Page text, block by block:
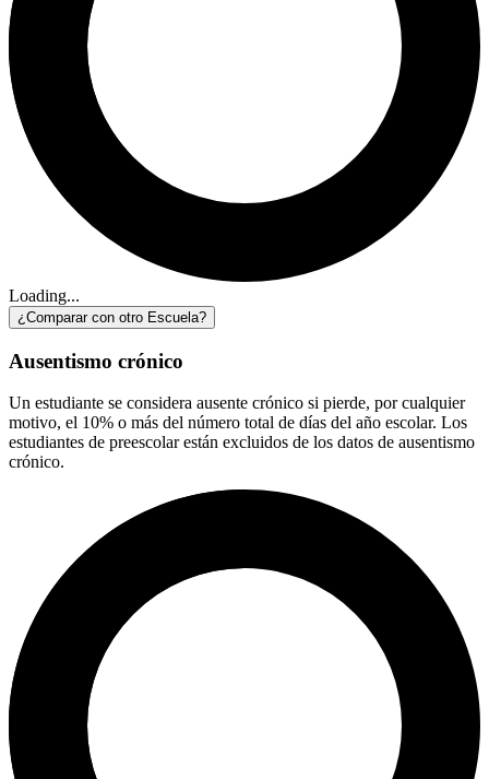
Loading...
¿Comparar con otro Escuela?
Ausentismo crónico
Un estudiante se considera ausente crónico si pierde, por cualquier
motivo, el 10% o más del número total de días del año escolar. Los
estudiantes de preescolar están excluidos de los datos de ausentismo
crónico.